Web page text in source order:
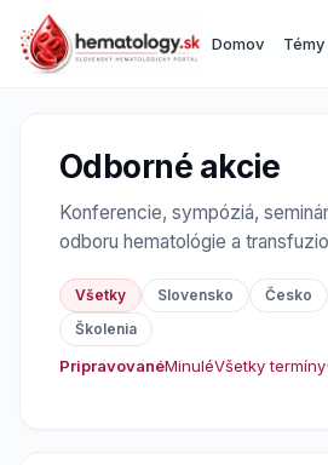
Domov Témy
Odborné akcie
Konferencie, sympóziá,
odboru hematológie a
Všetky Slovensko Česko
Školenia
PripravovanéMinuléVšetky termíny·